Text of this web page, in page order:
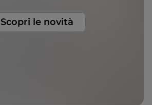
Scopri le novità